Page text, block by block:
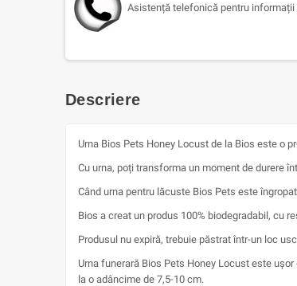
Asistență telefonică pentru informații
Descriere
Urna Bios Pets Honey Locust de la Bios este o
Cu urna, poți transforma un moment de durere
Când urna pentru lăcuste Bios Pets este
Bios a creat un produs 100% biodegradabil, cu
Produsul nu expiră, trebuie păstrat într-un loc
Urna funerară Bios Pets Honey Locust este
la o adâncime de 7,5-10 cm.